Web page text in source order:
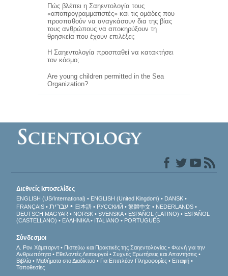
Πώς βλέπει η Σαηεντολογία τους
«αποπρογραμματιστές» και τις ομάδες που
προσπαθούν να αναγκάσουν δια της βίας
τους ανθρώπους να αποκηρύξουν τη
θρησκεία που έχουν επιλέξει;
Η Σαηεντολογία προσπαθεί να κατακτήσει
τον κόσμο;
Are young children permitted in the Sea
Organization?
Διεθνείς Ιστοσελίδες
ENGLISH (US/International) ENGLISH (United Kingdom)
DANSK
FRANÇAIS
עברית 日本語 РУССКИЙ 繁體中文
NEDERLANDS
DEUTSCH MAGYAR NORSK SVENSKA ESPAÑOL (LATINO)
ESPAÑOL
(CASTELLANO)
ΕΛΛΗΝΙΚA ITALIANO PORTUGUÊS
Σύνδεσμοι
Λ. Ρον Χάμπαρντ Πιστεύω και Πρακτικές της Σαηεντολογίας
Φωνή για την
Ανθρωπότητα
Εθελοντές Λειτουργοί
Συχνές Ερωτήσεις και Απαντήσεις
Βιβλία
Μαθήματα στο Διαδίκτυο Για Επιπλέον Πληροφορίες
Επαφή
Τοποθεσίες